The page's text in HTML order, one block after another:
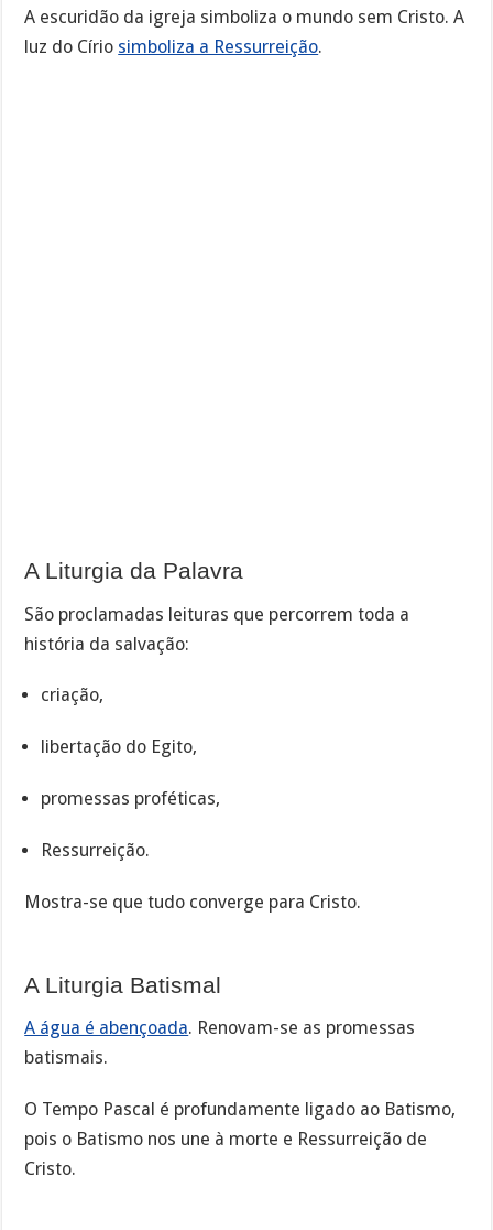
A escuridão da igreja simboliza o mundo sem Cristo. A
luz do Círio simboliza a Ressurreição.
A Liturgia da Palavra
São proclamadas leituras que percorrem toda a
história da salvação:
criação,
libertação do Egito,
promessas proféticas,
Ressurreição.
Mostra-se que tudo converge para Cristo.
A Liturgia Batismal
A água é abençoada. Renovam-se as promessas
batismais.
O Tempo Pascal é profundamente ligado ao Batismo,
pois o Batismo nos une à morte e Ressurreição de
Cristo.